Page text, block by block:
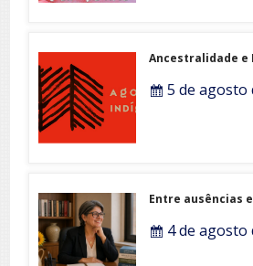
Ancestralidade e
5 de agosto
Entre ausências
4 de agosto